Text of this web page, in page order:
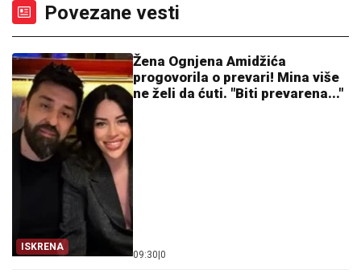
Povezane vesti
ISKRENA
Žena Ognjena Amidžića
progovorila o prevari! Mina više
ne želi da ćuti. "Biti prevarena..."
09:30|0